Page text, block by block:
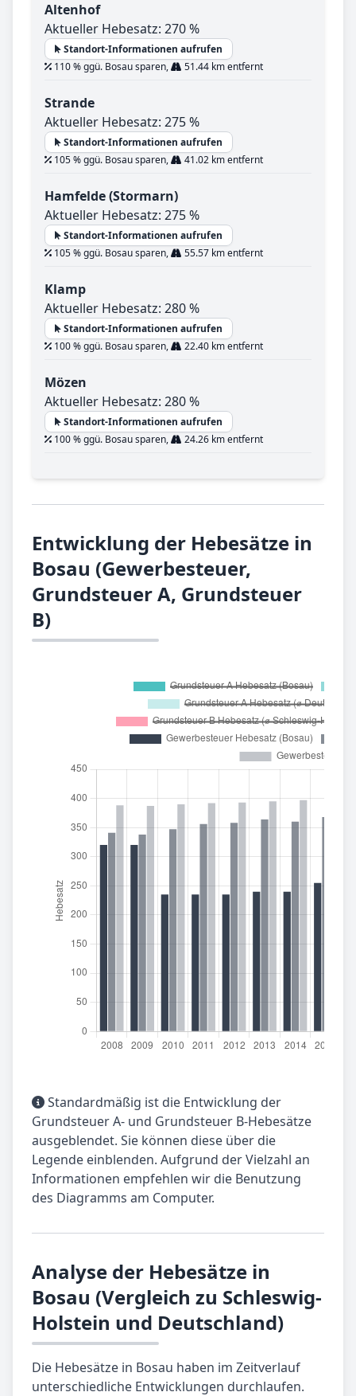
Altenhof
Aktueller Hebesatz: 270 %
Standort-Informationen aufrufen
110 % ggü. Bosau sparen,
51.44 km entfernt
Strande
Aktueller Hebesatz: 275 %
Standort-Informationen aufrufen
105 % ggü. Bosau sparen,
41.02 km entfernt
Hamfelde (Stormarn)
Aktueller Hebesatz: 275 %
Standort-Informationen aufrufen
105 % ggü. Bosau sparen,
55.57 km entfernt
Klamp
Aktueller Hebesatz: 280 %
Standort-Informationen aufrufen
100 % ggü. Bosau sparen,
22.40 km entfernt
Mözen
Aktueller Hebesatz: 280 %
Standort-Informationen aufrufen
100 % ggü. Bosau sparen,
24.26 km entfernt
Entwicklung der Hebesätze in
Bosau (Gewerbesteuer,
Grundsteuer A, Grundsteuer
B)
Standardmäßig ist die Entwicklung der
Grundsteuer A- und Grundsteuer B-Hebesätze
ausgeblendet. Sie können diese über die
Legende einblenden. Aufgrund der Vielzahl an
Informationen empfehlen wir die Benutzung
des Diagramms am Computer.
Analyse der Hebesätze in
Bosau (Vergleich zu Schleswig-
Holstein und Deutschland)
Die Hebesätze in Bosau haben im Zeitverlauf
unterschiedliche Entwicklungen durchlaufen.